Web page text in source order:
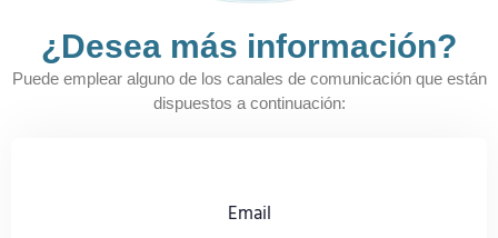
¿Desea más información?​
Puede emplear alguno de los canales de comunicación que están
dispuestos a continuación:
Email